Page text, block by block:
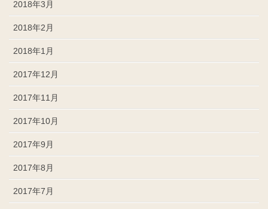
2018年3月
2018年2月
2018年1月
2017年12月
2017年11月
2017年10月
2017年9月
2017年8月
2017年7月